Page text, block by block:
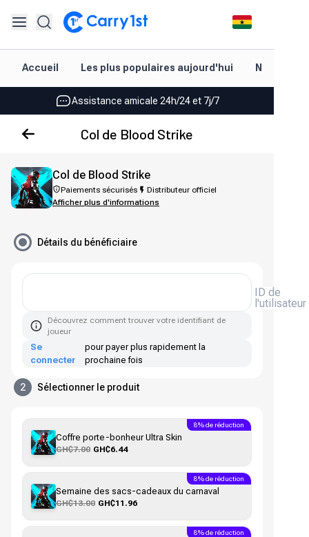
Accueil Les plus populaires aujourd'hui
Les meilleures offres pour vos meilleurs jeux
Assistance amicale 24h/24 et 7j/7
Noté 4,45 sur Google Play et l'App Store
Les meilleures offres pour vos meilleurs jeux
Noté 4,45 sur Google Play et l'App Store
Col de Blood Strike
Col de Blood Strike
Paiements sécurisés
Distributeur officiel
Afficher plus d'informations
Détails du bénéficiaire
ID de
l'utilisateur
Découvrez comment trouver votre identifiant de
joueur
Se
connecter
pour payer plus rapidement la
prochaine fois
2 Sélectionner le produit
Coffre porte-bonheur Ultra Skin
GH₵7.00 GH₵6.44
8% de réduction
Semaine des sacs-cadeaux du carnaval
GH₵13.00 GH₵11.96
8% de réduction
8% de réduction